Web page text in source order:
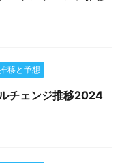
移と予想
チェンジ推移2024